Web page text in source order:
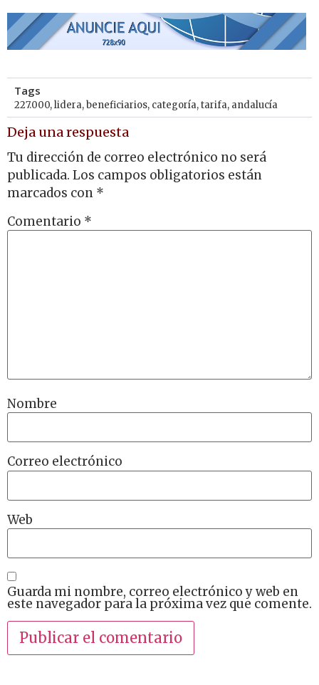
Tags
227.000,lidera,beneficiarios, categoría,tarifa, andalucía
Deja una respuesta
Tu dirección de correo electrónico no será
publicada. Los campos obligatorios están
marcados con *
Comentario *
Nombre
Correo electrónico
Web
Guarda mi nombre, correo electrónico y web en
este navegador para la próxima vez que comente.